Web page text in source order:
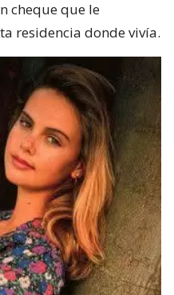
cheque que le
residencia donde vivía.